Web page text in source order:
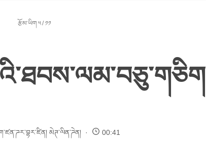
རྩོམ་ཡིག ༥ / ༡༡
མེཊ་ལིན་ཌེན། 00:41